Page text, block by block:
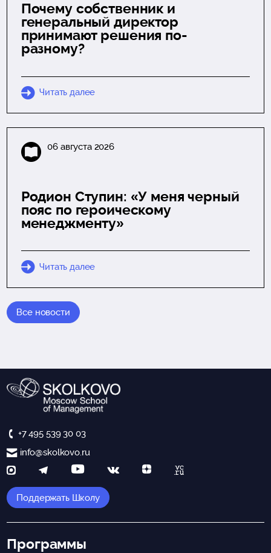
Почему собственник и
генеральный директор
принимают решения по-
разному?
Читать далее
06 августа 2026
Родион Ступин: «У меня черный
пояс по героическому
менеджменту»
Читать далее
Все новости
+7 495 539 30 03
info@skolkovo.ru
Поддержать Школу
Программы